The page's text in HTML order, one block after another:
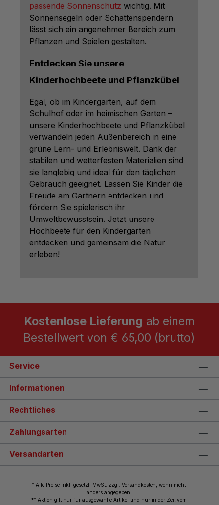
passende Sonnenschutz wichtig. Mit
Sonnensegeln oder Schattenspendern
lässt sich ein angenehmer Bereich zum
Pflanzen und Spielen gestalten.
Entdecken Sie unsere
Kinderhochbeete und Pflanzkübel
Egal, ob im Kindergarten, auf dem
Schulhof oder im heimischen Garten –
unsere Kinderhochbeete und Pflanzkübel
verwandeln jeden Außenbereich in eine
grüne Lern- und Erlebniswelt. Dank der
stabilen und wetterfesten Materialien sind
sie langlebig und ideal für den täglichen
Gebrauch geeignet. Lassen Sie Kinder die
Freude am Gärtnern entdecken und
fördern Sie spielerisch ihr
Umweltbewusstsein. Jetzt unsere
Hochbeete für den Kindergarten
entdecken und gemeinsam die Natur
erleben!
Kostenlose Lieferung ab einem
Bestellwert von € 65,00 (brutto)
Service
Informationen
Rechtliches
Zahlungsarten
Versandarten
* Alle Preise inkl. gesetzl. MwSt. zzgl. Versandkosten, wenn nicht
anders angegeben.
** Aktion gilt nur für ausgewählte Artikel und nur in der Zeit vom